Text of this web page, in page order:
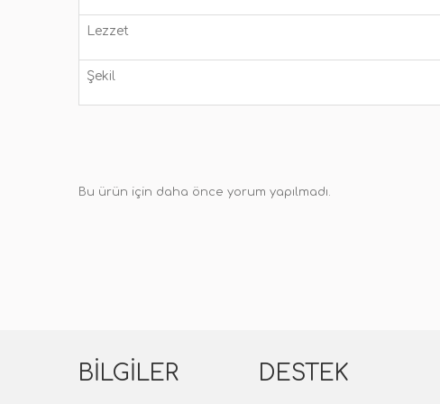
Lezzet
Şekil
Bu ürün için daha önce yorum yapılmadı.
BILGILER DESTEK